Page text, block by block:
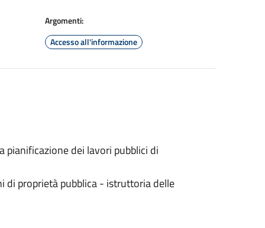
Argomenti:
Accesso all'informazione
dei lavori pubblici di
di proprietà pubblica - istruttoria delle